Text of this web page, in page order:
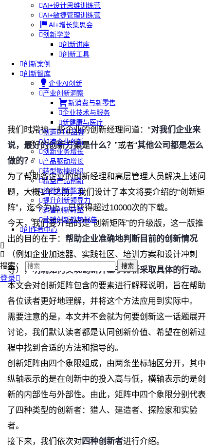
AI+设计思维训练营
AI+敏捷管理训练营
AI+增长集思会
创新学堂
创新讲座
创新工具
创新案例
创新智库
企业AI创新
产业创新洞察
新消费与新零售
企业技术与服务
新健康与医疗
创造DTC品牌
加速企业创新
创新业务增长
产品驱动增长
转型敏捷组织
精益产品创新
培养创新能力
提升创新领导力
运营创新转型
营销创新趋势报告
创作者中心
搜索：
登录
我们时常被一些企业的创新经理问道：“对我们企业来
说，最好的创新方案是什么？ ”或者“其他公司都是怎么
做的？”
为了帮助各企业的创新经理和高层管理人员解决上述问
题，大概1年之前，我们设计了本文将要介绍的“创新矩
阵”，迄今为止，已获得超过10000次的下载。
今天，我们要介绍的是“创新矩阵”的升级版，这一版推
出的目的在于： 帮助企业准确地判断目前的创新情况
（例如企业加速器、实践社区、培训方案和设计冲刺
等），明确如何实现创新并基于分析采取具体的行动。
本文会对创新矩阵包含的要素进行解释说明，旨在帮助
各位读者更好地理解，并将这个方法应用到实际中。
需要注意的是，本文并不会就为何要创新这一话题展开
讨论，我们默认读者都是认同创新价值、希望在创新过
程中找到合适的方法和指导的。
创新矩阵由四个象限组成，由两条坐标轴区分开，其中
纵轴表示的是在创新中的投入高与低，横轴表示的是创
新的内部性与外部性。由此，矩阵中四个象限分别代表
了四种类型的创新者：猎人、建造者、探险家和实验
者。
接下来，我们依次对四种创新者进行介绍。